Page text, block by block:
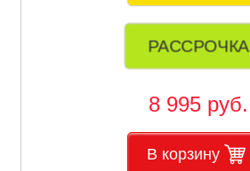
РАССРОЧКА
8 995 руб.
В корзину